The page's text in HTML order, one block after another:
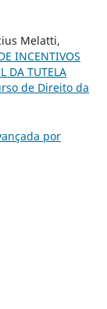
Melatti,
INCENTIVOS
DA TUTELA
de Direito da
por